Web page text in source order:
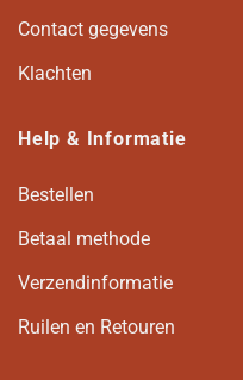
Contact gegevens
Klachten
Help & Informatie
Bestellen
Betaal methode
Verzendinformatie
Ruilen en Retouren